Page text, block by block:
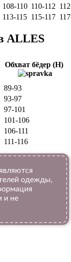
108-110 110-112
113-115 115-117
ALLES
Обхват бёдер (H)
89-93
93-97
97-101
101-106
106-111
111-116
одежды,
и не